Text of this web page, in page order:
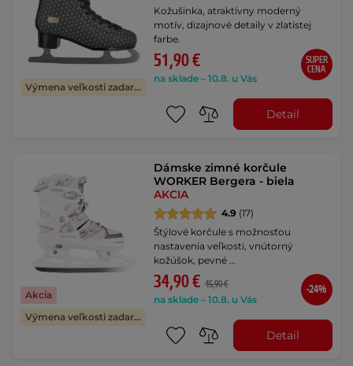
Výmena veľkosti zadarmo
Kožušinka, atraktívny moderný
motív, dizajnové detaily v zlatistej
farbe.
51,90 €
na sklade – 10.8. u Vás
SUPER
CENA
Detail
Akcia
Výmena veľkosti zadarmo
Dámske zimné korčule
WORKER Bergera - biela
AKCIA
4.9 (17)
Štýlové korčule s možnosťou
nastavenia veľkosti, vnútorný
kožúšok, pevné …
34,90 € 45,90 €
na sklade – 10.8. u Vás
-24%
Detail